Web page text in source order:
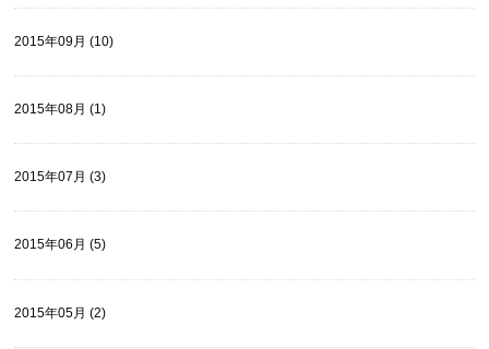
2015年09月 (10)
2015年08月 (1)
2015年07月 (3)
2015年06月 (5)
2015年05月 (2)